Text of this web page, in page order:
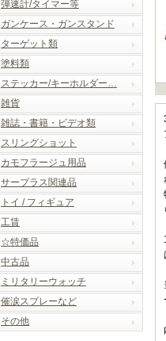
弾速計/タイマー等
ガンケース・ガンスタンド
ターゲット類
塗料類
ステッカー/キーホルダー…
雑貨
雑誌・書籍・ビデオ類
スリングショット
カモフラージュ用品
サープラス関連品
トイ / フィギュア
工賃
☆特価品
中古品
ミリタリーウォッチ
催涙スプレーなど
その他